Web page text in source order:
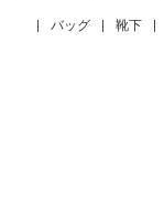
バッグ 靴下